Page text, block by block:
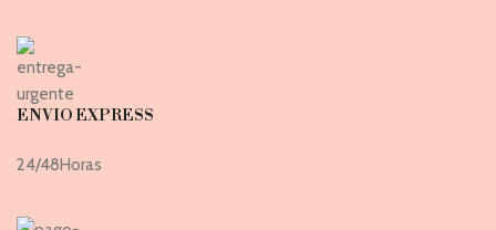
ENVIO EXPRESS
24/48Horas